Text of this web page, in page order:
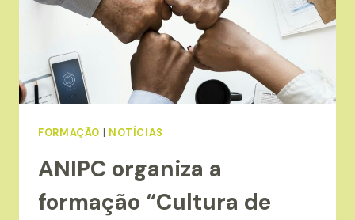
FORMAÇÃO NOTÍCIAS
ANIPC organiza a
formação “Cultura de